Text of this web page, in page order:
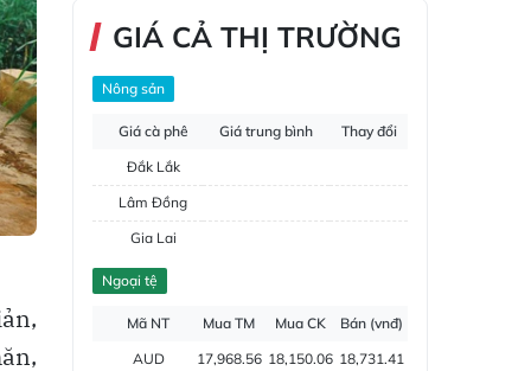
GIÁ CẢ THỊ TRƯỜNG
Nông sản
Giá cà phê Giá trung bình
Thay đổi
Đắk Lắk
Lâm Đồng
Gia Lai
Đắk Nông
Ngoại tệ
Mã NT Mua TM Mua CK
Bán (vnđ)
AUD
17,968.56 18,150.06 18,731.41